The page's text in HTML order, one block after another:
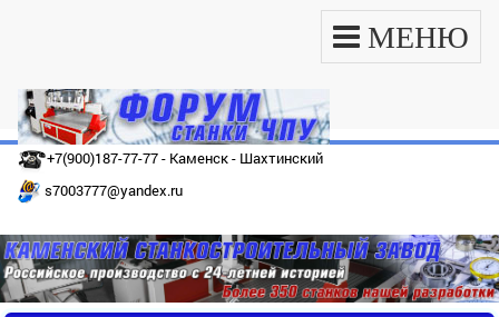
МЕНЮ
+7(900)187-77-77 - Каменск - Шахтинский
s7003777@yandex.ru